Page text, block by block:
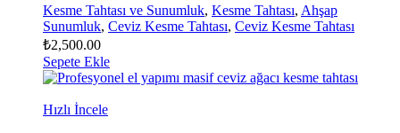
Kesme Tahtası ve Sunumluk, Kesme Tahtası, Ahşap
Sunumluk, Ceviz Kesme Tahtası, Ceviz Kesme Tahtası
₺2,500.00
Sepete Ekle
Hızlı İncele